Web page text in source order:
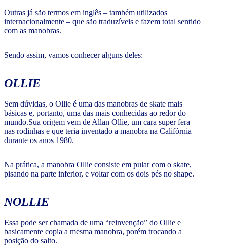
Outras já são termos em inglês – também utilizados
internacionalmente – que são traduzíveis e fazem total sentido
com as manobras.
Sendo assim, vamos conhecer alguns deles:
OLLIE
Sem dúvidas, o Ollie é uma das manobras de skate mais
básicas e, portanto, uma das mais conhecidas ao redor do
mundo.Sua origem vem de Allan Ollie, um cara super fera
nas rodinhas e que teria inventado a manobra na Califórnia
durante os anos 1980.
Na prática, a manobra Ollie consiste em pular com o skate,
pisando na parte inferior, e voltar com os dois pés no shape.
NOLLIE
Essa pode ser chamada de uma “reinvenção” do Ollie e
basicamente copia a mesma manobra, porém trocando a
posição do salto.